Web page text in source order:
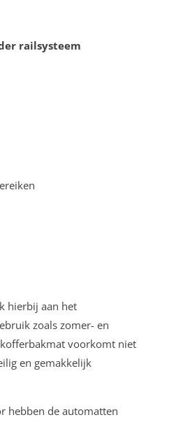
railsysteem
hierbij aan het
zoals zomer- en
voorkomt niet
en gemakkelijk
hebben de automatten